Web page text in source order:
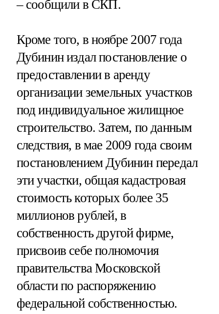
– сообщили в СКП.
Кроме того, в ноябре 2007 года
Дубинин издал постановление о
предоставлении в аренду
организации земельных участков
под индивидуальное жилищное
строительство. Затем, по данным
следствия, в мае 2009 года своим
постановлением Дубинин передал
эти участки, общая кадастровая
стоимость которых более 35
миллионов рублей, в
собственность другой фирме,
присвоив себе полномочия
правительства Московской
области по распоряжению
федеральной собственностью.